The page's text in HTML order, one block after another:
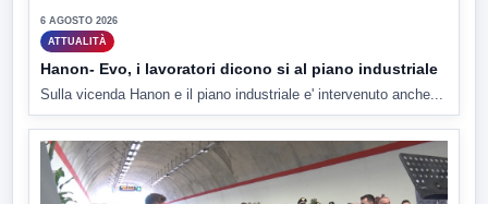
6 AGOSTO 2026
ATTUALITÀ
Hanon- Evo, i lavoratori dicono si al piano industriale
Sulla vicenda Hanon e il piano industriale e' intervenuto anche...